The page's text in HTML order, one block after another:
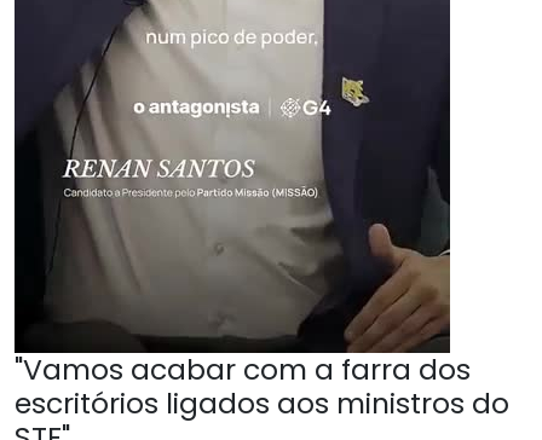
"Vamos acabar com a farra dos
escritórios ligados aos ministros do